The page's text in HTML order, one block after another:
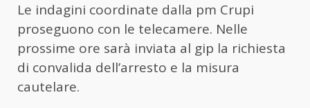
Le indagini coordinate dalla pm Crupi
proseguono con le telecamere. Nelle
prossime ore sarà inviata al gip la richiesta
di convalida dell’arresto e la misura
cautelare.